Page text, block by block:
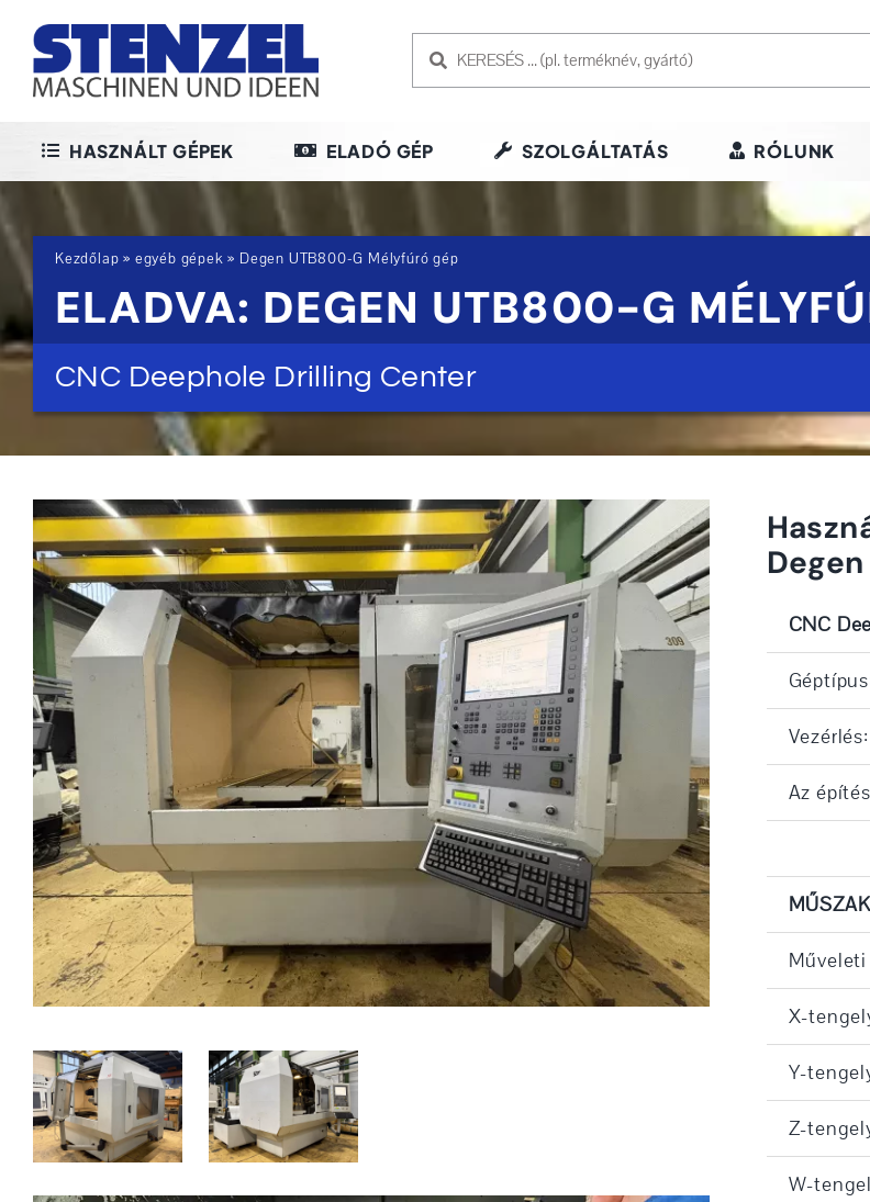
content
HASZNÁLT GÉPEK ELADÓ GÉP SZOLGÁLTATÁS RÓLUNK
Kezdőlap » egyéb gépek » Degen UTB800-G Mélyfúró gép
ELADVA: DEGEN UTB800-G
CNC Deephole Drilling Center
CNC
Vezérlés:
Az
X-
Y-
Z-
W-